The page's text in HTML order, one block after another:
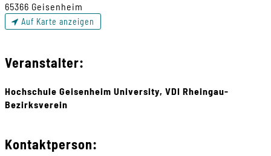
65366 Geisenheim
Auf Karte anzeigen
Veranstalter:
Hochschule Geisenheim University, VDI Rheingau-
Bezirksverein
Kontaktperson: